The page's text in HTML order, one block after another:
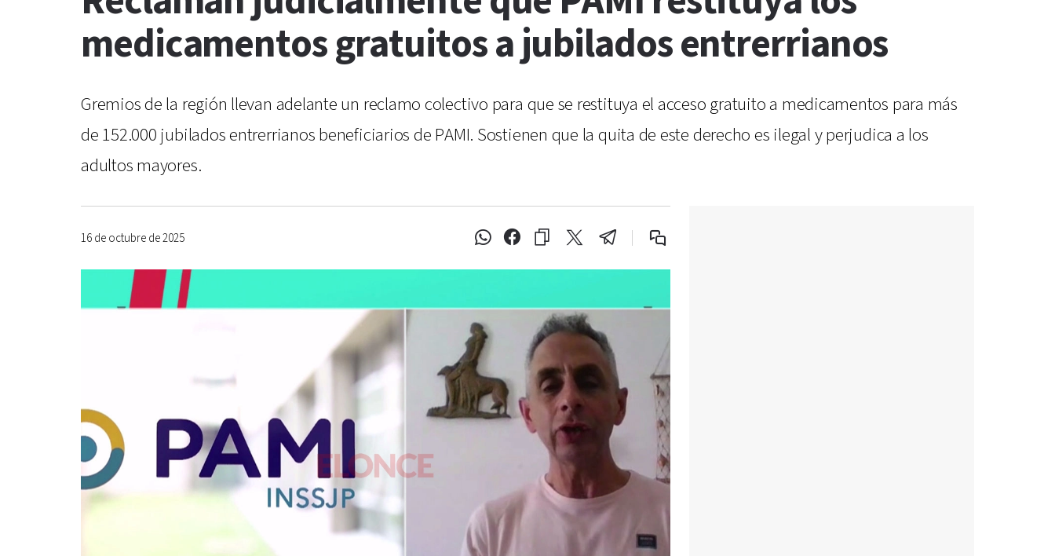
medicamentos gratuitos a jubilados entrerrianos
Gremios de la región llevan adelante un reclamo colectivo para que se restituya el acceso gratuito a medicamentos para más
de 152.000 jubilados entrerrianos beneficiarios de PAMI. Sostienen que la quita de este derecho es ilegal y perjudica a los
adultos mayores.
16 de octubre de 2025